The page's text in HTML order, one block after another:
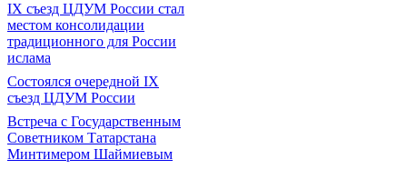
IX съезд ЦДУМ России стал
местом консолидации
традиционного для России
ислама
Состоялся очередной IX
съезд ЦДУМ России
Встреча с Государственным
Советником Татарстана
Минтимером Шаймиевым